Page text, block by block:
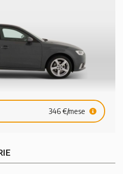
346 €/mese